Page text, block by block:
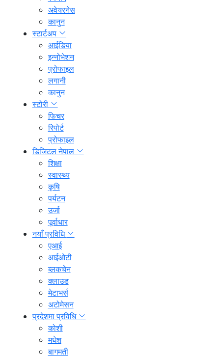
अवेयरनेस
कानुन
स्टार्टअप
आईडिया
इन्नोभेशन
प्रोफाइल
लगानी
कानुन
स्टोरी
फिचर
रिपोर्ट
प्रोफाइल
डिजिटल नेपाल
शिक्षा
स्वास्थ्य
कृषि
पर्यटन
उर्जा
पूर्वाधार
नयाँ प्रविधि
एआई
आईओटी
ब्लकचेन
क्लाउड
मेटाभर्स
अटोमेसन
प्रदेशमा प्रविधि
कोशी
मधेश
बागमती